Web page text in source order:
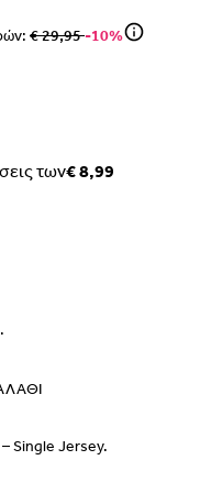
€ 29,95-10%
των€ 8,99
Single Jersey.
1